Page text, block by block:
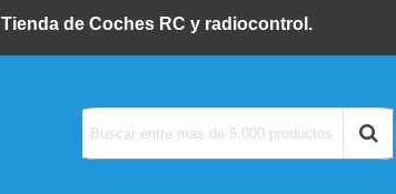
Tienda de Coches RC y radiocontrol.